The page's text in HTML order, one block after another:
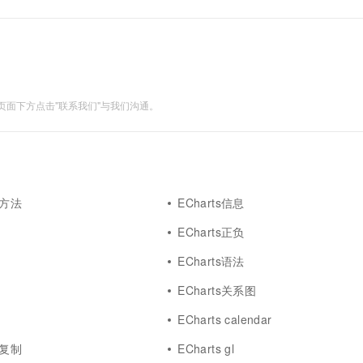
下方点击"联系我们"与我们沟通。
法
ECharts信息
ECharts正负
ECharts语法
ECharts关系图
ECharts calendar
制
ECharts gl